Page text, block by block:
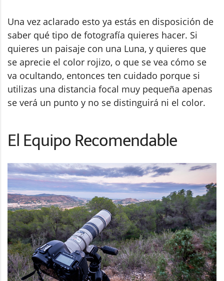
Una vez aclarado esto ya estás en disposición de
saber qué tipo de fotografía quieres hacer. Si
quieres un paisaje con una Luna, y quieres que
se aprecie el color rojizo, o que se vea cómo se
va ocultando, entonces ten cuidado porque si
utilizas una distancia focal muy pequeña apenas
se verá un punto y no se distinguirá ni el color.
El Equipo Recomendable